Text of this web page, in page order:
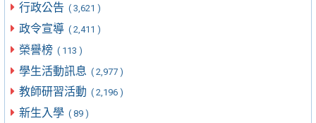
行政公告 ( 3,621 )
政令宣導 ( 2,411 )
榮譽榜 ( 113 )
學生活動訊息 ( 2,977 )
教師研習活動 ( 2,196 )
新生入學 ( 89 )